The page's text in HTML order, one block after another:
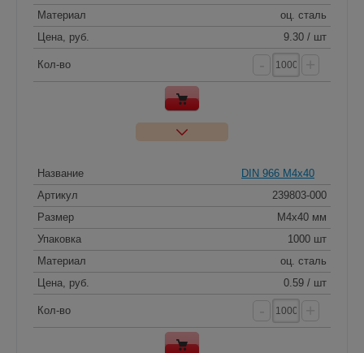
Материал
оц. сталь
Цена, руб.
9.30 / шт
Кол-во
Название
DIN 966 M4x40
Артикул
239803-000
Размер
M4x40 мм
Упаковка
1000 шт
Материал
оц. сталь
Цена, руб.
0.59 / шт
Кол-во